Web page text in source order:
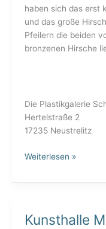
haben sich das erst
und das große
Pfeilern die beiden
bronzenen Hirsche
Die Plastikgalerie
Hertelstraße 2
17235 Neustrelitz
Weiterlesen »
Kunsthalle
Kunsthalle